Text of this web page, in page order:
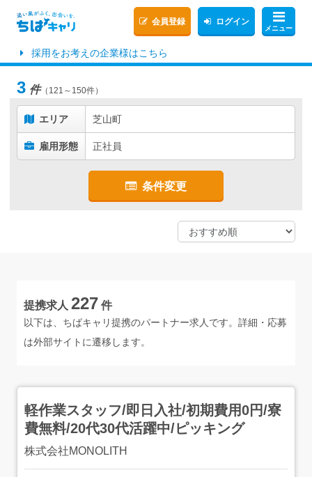
メニュー
会員登録 ログイン
採用をお考えの企業様はこちら
3 件（121～150件）
エリア 芝山町
雇用形態 正社員
条件変更
提携求人 227 件
以下は、ちばキャリ提携のパートナー求人です。詳細・応募
は外部サイトに遷移します。
軽作業スタッフ/即日入社/初期費用0円/寮
費無料/20代30代活躍中/ピッキング
株式会社MONOLITH